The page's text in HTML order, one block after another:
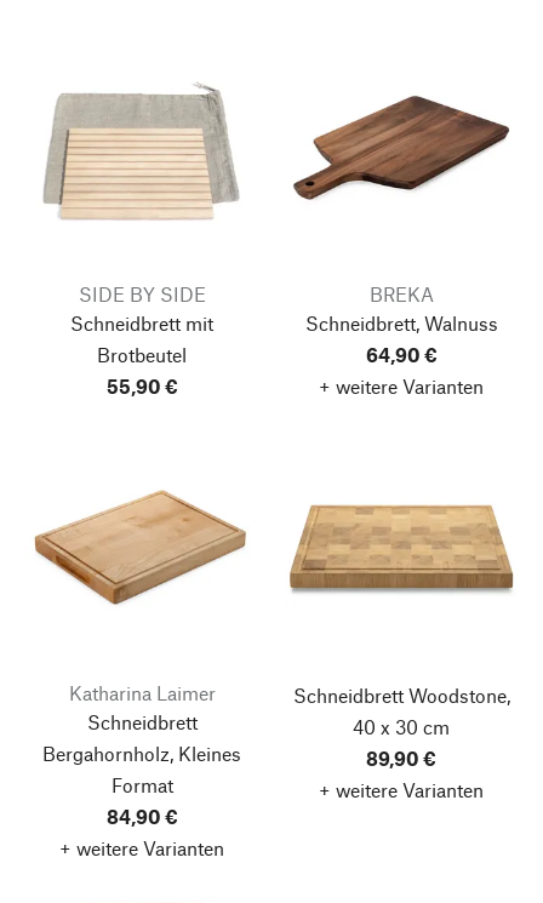
SIDE BY SIDE
Schneidbrett mit
Brotbeutel
55,90 €
BREKA
Schneidbrett, Walnuss
64,90 €
+ weitere Varianten
Katharina Laimer
Schneidbrett
Bergahornholz, Kleines
Format
84,90 €
+ weitere Varianten
Schneidbrett Woodstone,
40 x 30 cm
89,90 €
+ weitere Varianten